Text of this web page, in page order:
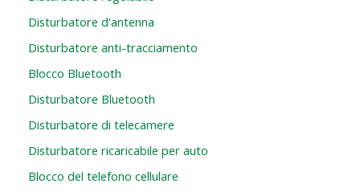
Disturbatore d'antenna
Disturbatore anti-tracciamento
Blocco Bluetooth
Disturbatore Bluetooth
Disturbatore di telecamere
Disturbatore ricaricabile per auto
Blocco del telefono cellulare